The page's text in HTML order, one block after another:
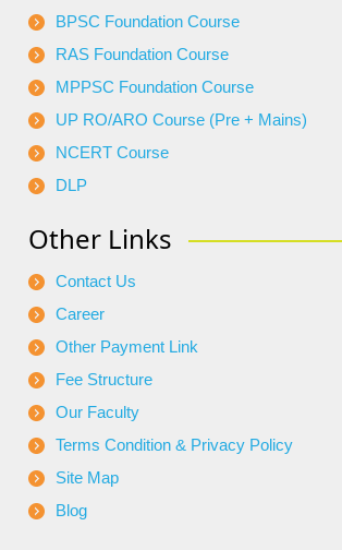
BPSC Foundation Course
RAS Foundation Course
MPPSC Foundation Course
UP RO/ARO Course (Pre + Mains)
NCERT Course
DLP
Other Links
Contact Us
Career
Other Payment Link
Fee Structure
Our Faculty
Terms Condition & Privacy Policy
Site Map
Blog